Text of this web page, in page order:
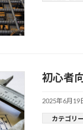
初心者
2025年6月19
カテゴリ